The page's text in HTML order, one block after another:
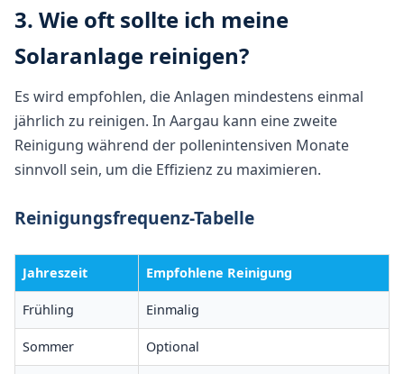
3. Wie oft sollte ich meine
Solaranlage reinigen?
Es wird empfohlen, die Anlagen mindestens einmal
jährlich zu reinigen. In Aargau kann eine zweite
Reinigung während der pollenintensiven Monate
sinnvoll sein, um die Effizienz zu maximieren.
Reinigungsfrequenz-Tabelle
Jahreszeit Empfohlene Reinigung
Frühling Einmalig
Sommer Optional